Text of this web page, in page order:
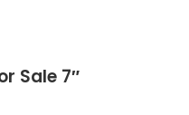
Sale 7″